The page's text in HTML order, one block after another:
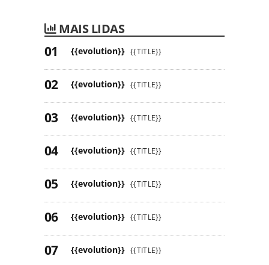
MAIS LIDAS
{{evolution}} {{TITLE}}
{{evolution}} {{TITLE}}
{{evolution}} {{TITLE}}
{{evolution}} {{TITLE}}
{{evolution}} {{TITLE}}
{{evolution}} {{TITLE}}
{{evolution}} {{TITLE}}